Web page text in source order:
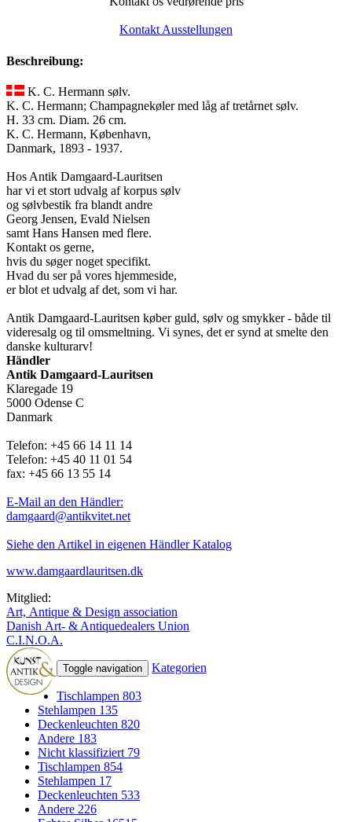
Kontakt Ausstellungen
Beschreibung:
K. C. Hermann sølv.
K. C. Hermann; Champagnekøler med låg af tretårnet sølv.
H. 33 cm. Diam. 26 cm.
K. C. Hermann, København,
Danmark, 1893 - 1937.
Hos Antik Damgaard-Lauritsen
har vi et stort udvalg af korpus sølv
og sølvbestik fra blandt andre
Georg Jensen, Evald Nielsen
samt Hans Hansen med flere.
Kontakt os gerne,
hvis du søger noget specifikt.
Hvad du ser på vores hjemmeside,
er blot et udvalg af det, som vi har.
Antik Damgaard-Lauritsen køber guld, sølv og smykker - både til
videresalg og til omsmeltning. Vi synes, det er synd at smelte den
danske kulturarv!
Händler
Antik Damgaard-Lauritsen
Klaregade 19
5000 Odense C
Danmark
Telefon: +45 66 14 11 14
Telefon: +45 40 11 01 54
fax: +45 66 13 55 14
E-Mail an den Händler:
damgaard@antikvitet.net
Siehe den Artikel in eigenen Händler Katalog
www.damgaardlauritsen.dk
Mitglied:
Art, Antique & Design association
Danish Art- & Antiquedealers Union
C.I.N.O.A.
Toggle navigation Kategorien
Tischlampen 803
Stehlampen 135
Deckenleuchten 820
Andere 183
Nicht klassifiziert 79
Tischlampen 854
Stehlampen 17
Deckenleuchten 533
Andere 226